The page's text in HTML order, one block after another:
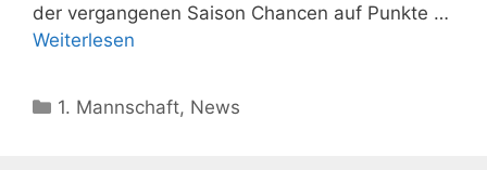
der vergangenen Saison Chancen auf Punkte …
Weiterlesen
Kategorien
1. Mannschaft, News